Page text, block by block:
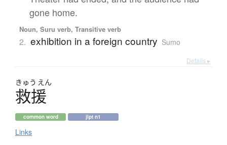
gone home.
Noun, Suru verb, Transitive verb
2. exhibition in a foreign country Sumo
Details ▸
きゅう えん
救援
common word jlpt n1
Links